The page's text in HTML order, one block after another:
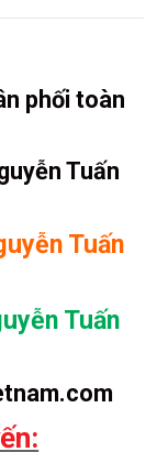
phối toàn
Tuấn
Tuấn
Tuấn